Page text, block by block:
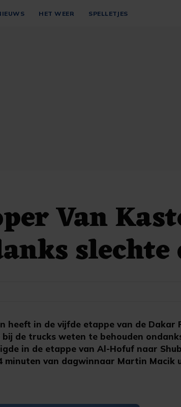
HET WEER SPELLETJES
Van
slechte
heeft in de vijfde etappe van de Dakar
de trucks weten te behouden
in de etappe van Al-Hofuf naar
minuten van dagwinnaar Martin Macik